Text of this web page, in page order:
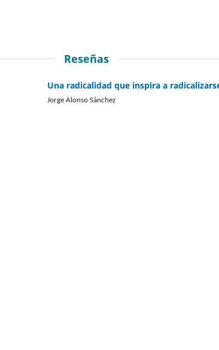
Reseñas
Una radicalidad que inspira a
Jorge Alonso Sánchez